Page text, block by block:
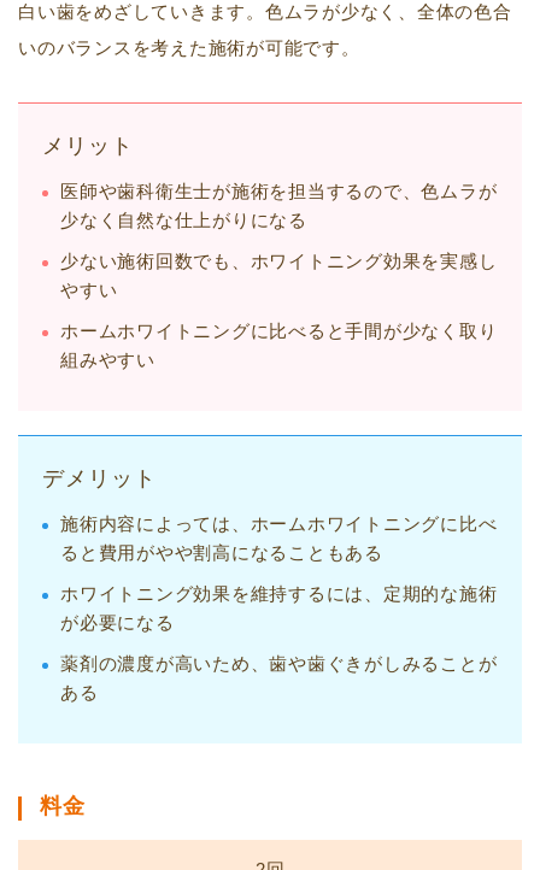
白い歯をめざしていきます。色ムラが少なく、全体の色合
いのバランスを考えた施術が可能です。
メリット
医師や歯科衛生士が施術を担当するので、色ムラが
少なく自然な仕上がりになる
少ない施術回数でも、ホワイトニング効果を実感し
やすい
ホームホワイトニングに比べると手間が少なく取り
組みやすい
デメリット
施術内容によっては、ホームホワイトニングに比べ
ると費用がやや割高になることもある
ホワイトニング効果を維持するには、定期的な施術
が必要になる
薬剤の濃度が高いため、歯や歯ぐきがしみることが
ある
料金